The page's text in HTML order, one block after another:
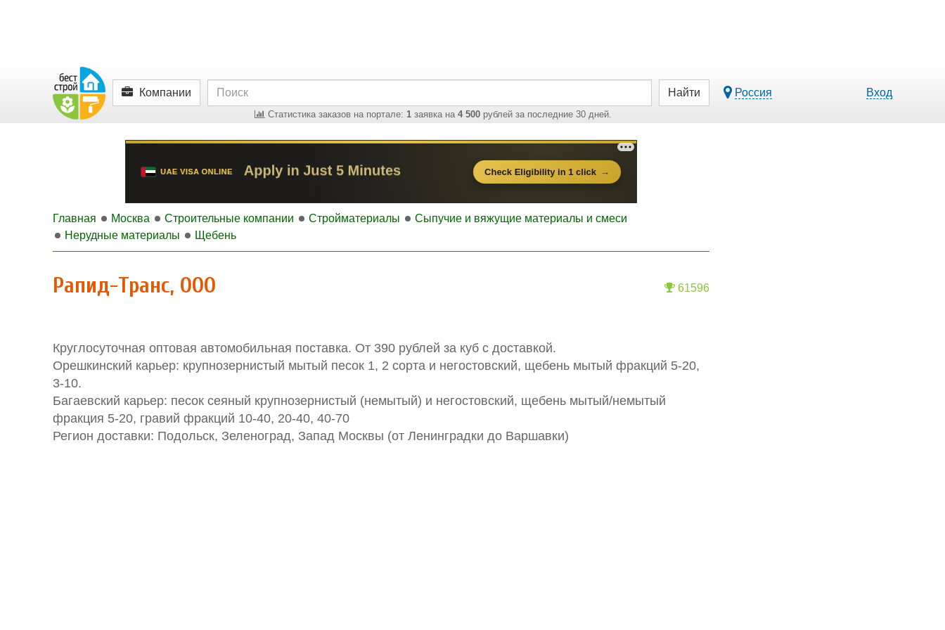
Компании
Статистика заказов на портале: 1 заявка на 4 500 рублей за последние 30 дней.
Найти Россия Вход
Главная Москва Строительные компании Стройматериалы
Сыпучие и вяжущие материалы и смеси
Нерудные материалы
Щебень
61596
Рапид-Транс, ООО
Круглосуточная оптовая автомобильная поставка. От 390 рублей за куб с доставкой.
Орешкинский карьер: крупнозернистый мытый песок 1, 2 сорта и негостовский, щебень мытый фракций 5-20,
3-10.
Багаевский карьер: песок сеяный крупнозернистый (немытый) и негостовский, щебень мытый/немытый
фракция 5-20, гравий фракций 10-40, 20-40, 40-70
Регион доставки: Подольск, Зеленоград, Запад Москвы (от Ленинградки до Варшавки)